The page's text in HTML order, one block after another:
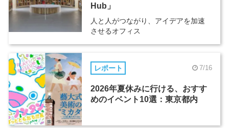
Hub」
人と人がつながり、アイデアを加速
させるオフィス
レポート 7/16
2026年夏休みに行ける、おすす
めのイベント10選：東京都内